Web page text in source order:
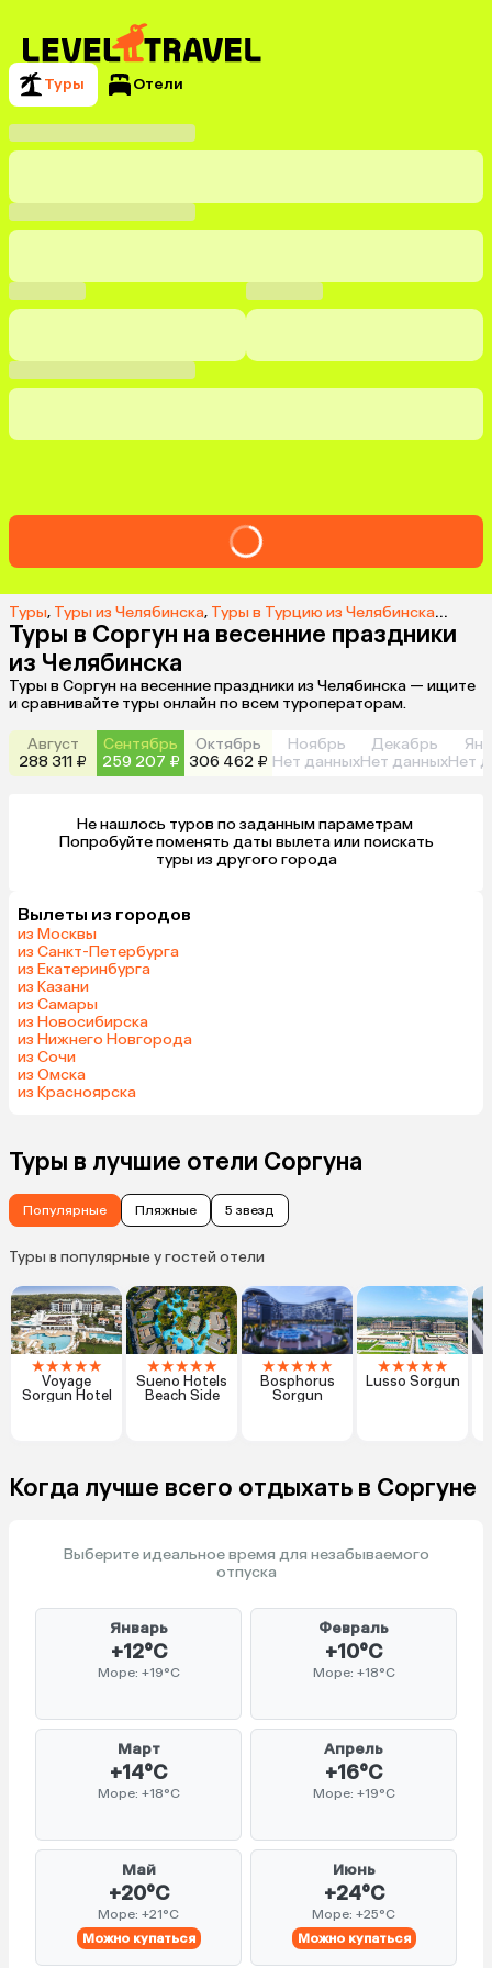
Туры Отели
Туры, Туры из Челябинска, Туры в Турцию из Челябинска,Туры
Туры в Соргун на весенние праздники
из Челябинска
Туры в Соргун на весенние праздники из Челябинска — ищите
и сравнивайте туры онлайн по всем туроператорам.
Август
288 311 ₽
Сентябрь
259 207 ₽
Октябрь
306 462 ₽
Ноябрь
Нет данных
Декабрь
Нет данныхНет
Не нашлось туров по заданным параметрам
туры из другого города
Вылеты из городов
из Москвы
из Санкт-Петербурга
из Екатеринбурга
из Казани
из Самары
из Новосибирска
из Нижнего Новгорода
из Сочи
из Омска
из Красноярска
Туры в лучшие отели Соргуна
Популярные Пляжные 5 звезд
Туры в популярные у гостей отели
★★★★★
Voyage
Sorgun Hotel
★★★★★
Sueno Hotels
Beach Side
★★★★★
Bosphorus
Sorgun
★★★★★
Lusso Sorgun
Когда лучше всего отдыхать в Соргуне
Выберите идеальное время для незабываемого
отпуска
Январь
+12°C
Море: +19°C
Февраль
+10°C
Море: +18°C
Март
+14°C
Море: +18°C
Апрель
+16°C
Море: +19°C
Май
+20°C
Море: +21°C
Можно купаться
Июнь
+24°C
Море: +25°C
Можно купаться